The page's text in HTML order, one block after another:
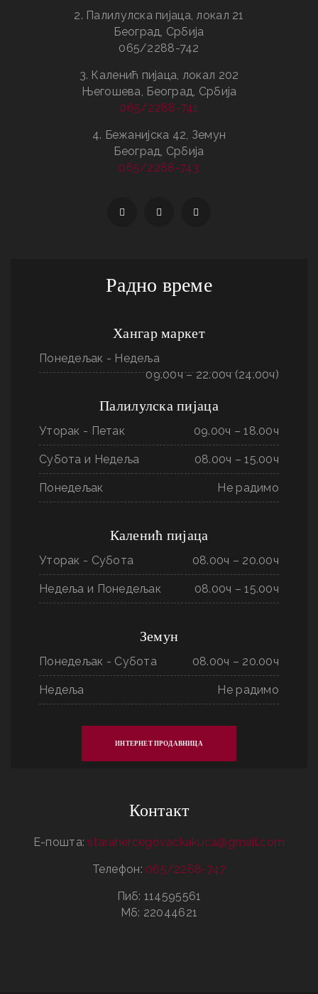
2. Палилулска пијаца, локал 21
Београд, Србија
065/2288-742
3. Каленић пијаца, локал 202
Његошева, Београд, Србија
065/2288-741
4. Бежанијска 42, Земун
Београд, Србија
065/2288-743
Радно време
Хангар маркет
Понедељак - Недеља
09.00ч – 22.00ч (24.00ч)
Палилулска пијаца
Уторак - Петак 09.00ч – 18.00ч
Субота и Недеља 08.00ч – 15.00ч
Понедељак Не радимо
Каленић пијаца
Уторак - Субота 08.00ч – 20.00ч
Недеља и Понедељак 08.00ч – 15.00ч
Земун
Понедељак - Субота 08.00ч – 20.00ч
Недеља Не радимо
ИНТЕРНЕТ ПРОДАВНИЦА
Контакт
Е-пошта:starahercegovackakuca@gmail.com
Телефон: 065/2288-747
Пиб: 114595561
Мб: 22044621